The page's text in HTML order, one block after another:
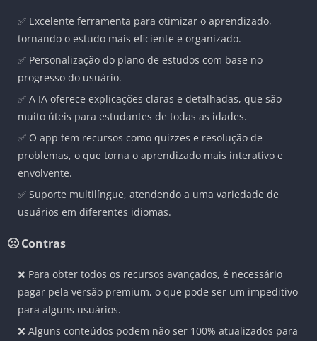
✅ Excelente ferramenta para otimizar o aprendizado,
tornando o estudo mais eficiente e organizado.
✅ Personalização do plano de estudos com base no
progresso do usuário.
✅ A IA oferece explicações claras e detalhadas, que são
muito úteis para estudantes de todas as idades.
✅ O app tem recursos como quizzes e resolução de
problemas, o que torna o aprendizado mais interativo e
envolvente.
✅ Suporte multilíngue, atendendo a uma variedade de
usuários em diferentes idiomas.
🙁 Contras
❌ Para obter todos os recursos avançados, é necessário
pagar pela versão premium, o que pode ser um impeditivo
para alguns usuários.
❌ Alguns conteúdos podem não ser 100% atualizados para